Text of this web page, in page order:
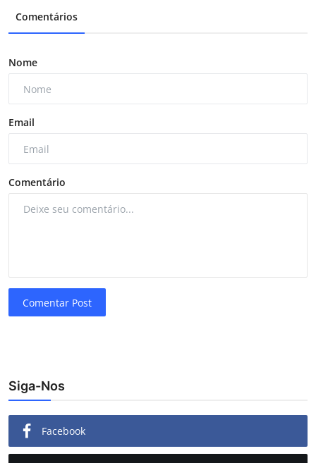
Comentários
Nome
Email
Comentário
Comentar Post
Siga-Nos
Facebook